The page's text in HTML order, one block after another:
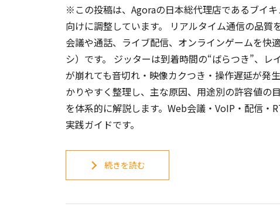
※この投稿は、Agoraの日本総代理店であるブイ
向けに調整しています。 リアルタイム通信の品質
会議や通話、ライブ配信、オンラインゲームを快
シ）です。 ジッターは到着時間の“ばらつき”、
が崩れても音切れ・映像カクつき・操作遅延が発
かりやすく整理し、主な原因、用途別の許容値の
を体系的に解説します。Web会議・VoIP・配信
実践ガイドです。
続きを読む